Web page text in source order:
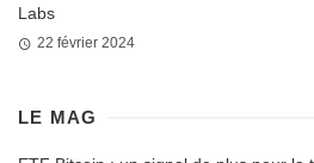
Labs
22 février 2024
LE MAG